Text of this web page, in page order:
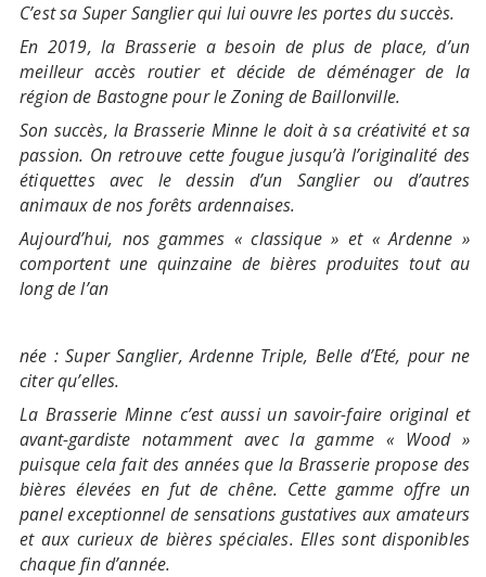
C’est sa Super Sanglier qui lui ouvre les portes du succès.
En 2019, la Brasserie a besoin de plus de place, d’un
meilleur accès routier et décide de déménager de la
région de Bastogne pour le Zoning de Baillonville.
Son succès, la Brasserie Minne le doit à sa créativité et sa
passion. On retrouve cette fougue jusqu’à l’originalité des
étiquettes avec le dessin d’un Sanglier ou d’autres
animaux de nos forêts ardennaises.
Aujourd’hui, nos gammes « classique » et « Ardenne »
comportent une quinzaine de bières produites tout au
long de l’an
née : Super Sanglier, Ardenne Triple, Belle d’Eté, pour ne
citer qu’elles.
La Brasserie Minne c’est aussi un savoir-faire original et
avant-gardiste notamment avec la gamme « Wood »
puisque cela fait des années que la Brasserie propose des
bières élevées en fut de chêne. Cette gamme offre un
panel exceptionnel de sensations gustatives aux amateurs
et aux curieux de bières spéciales. Elles sont disponibles
chaque fin d’année.